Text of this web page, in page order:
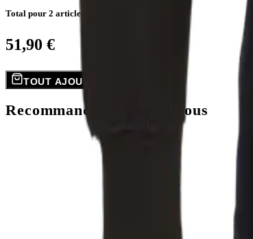
Total pour 2 articles
51,90 €
TOUT AJOUTER AU PANIER
Recommandations pour vous